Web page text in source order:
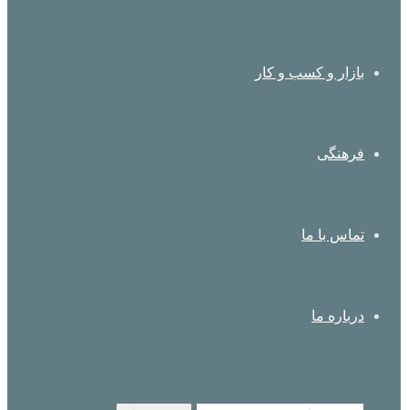
بازار و کسب و کار
فرهنگی
تماس با ما
درباره ما